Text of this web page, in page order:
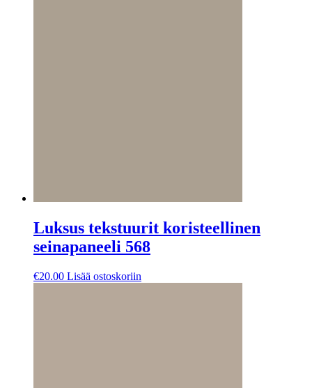
Luksus tekstuurit koristeellinen
seinapaneeli 568
€20.00 Lisää ostoskoriin